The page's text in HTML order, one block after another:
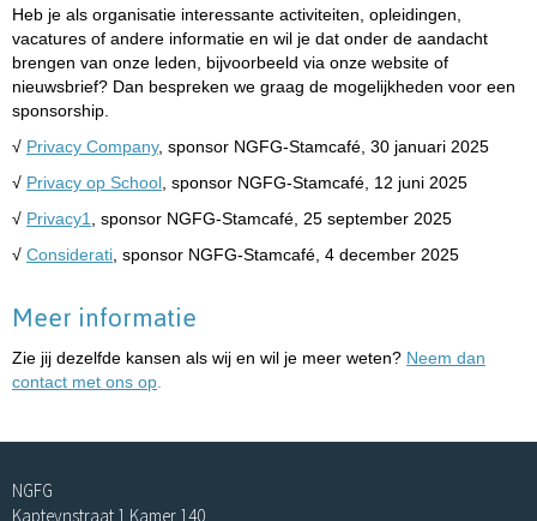
Heb je als organisatie interessante activiteiten, opleidingen,
vacatures of andere informatie en wil je dat onder de aandacht
brengen van onze leden, bijvoorbeeld via onze website of
nieuwsbrief? Dan bespreken we graag de mogelijkheden voor een
sponsorship.
√ Privacy Company, sponsor NGFG-Stamcafé, 30 januari 2025
√ Privacy op School , sponsor NGFG-Stamcafé, 12 juni 2025
√ Privacy1
, sponsor NGFG-Stamcafé, 25 september 2025
√ Considerati , sponsor NGFG-Stamcafé, 4 december 2025
Meer informatie
Zie jij dezelfde kansen als wij en wil je meer weten? Neem dan
contact met ons op
NGFG
Kapteynstraat 1 Kamer 140